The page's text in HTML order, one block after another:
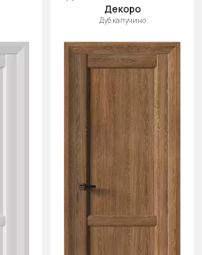
Cначала
новинки
Cначала
скидки
Декоро
Дуб капучино